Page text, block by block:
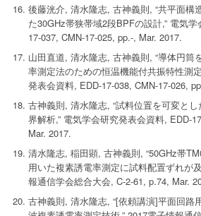
後藤洸介, 清水隆志, 古神義則, “共平面構
た30GHz帯狭帯域2段BPFの設計,” 電気
17-037, CMN-17-025, pp.-, Mar. 2017.
山田直道, 清水隆志, 古神義則, “導体円筒
率測定法のための恒温機能付共振特性測
発表会資料, EDD-17-038, CMN-17-026,
古神義則, 清水隆志, “試料位置を可変と
界解析,” 電気学会研究発表会資料, EDD-
Mar. 2017.
清水隆志, 稲田顕, 古神義則, “50GHz帯
用いた複素誘電率測定に試料配置ずれが
報通信学会総合大会, C-2-61, p.74, Mar.
古神義則, 清水隆志, “[依頼講演]平面回路